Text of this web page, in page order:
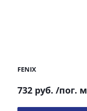
FENIX
732 руб. /пог. м